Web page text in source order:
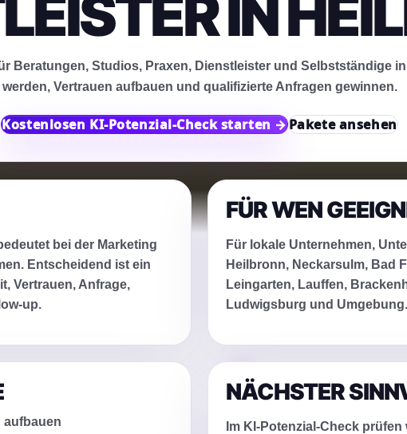
IN
Beratungen, Studios, Praxen, Dienstleister und Selbstständige
werden, Vertrauen aufbauen und qualifizierte Anfragen gewinnen.
Kostenlosen KI-Potenzial-Check starten →Pakete ansehen
bei der Marketing
Entscheidend ist ein
Vertrauen, Anfrage,
up.
FÜR WEN
Für lokale Unternehmen,
Heilbronn, Neckarsulm, Bad
Leingarten, Lauffen,
Ludwigsburg und Umgebung.
aufbauen
NÄCHSTER
Im KI-Potenzial-Check